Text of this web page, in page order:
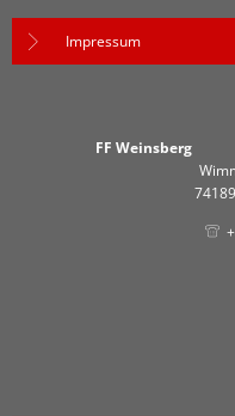
Impressum
FF Weinsberg
74189